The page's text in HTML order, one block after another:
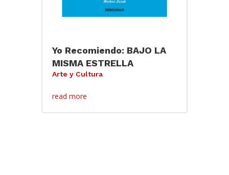
Yo Recomiendo: BAJO LA
MISMA ESTRELLA
Arte y Cultura
read more